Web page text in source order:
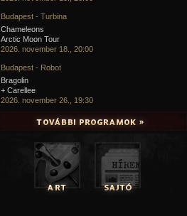
Budapest - Turbina
Chameleons
Arctic Moon Tour
2026. november 18., 20:00
Budapest - Robot
Bragolin
+ Carellee
2026. november 26., 19:30